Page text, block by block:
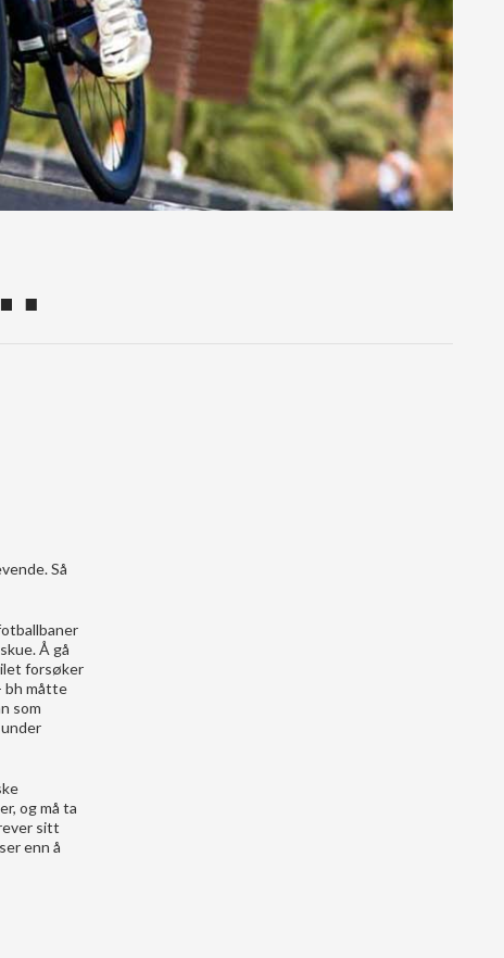
Så
Å gå
forsøker
bh måtte
som
og må ta
sitt
enn å